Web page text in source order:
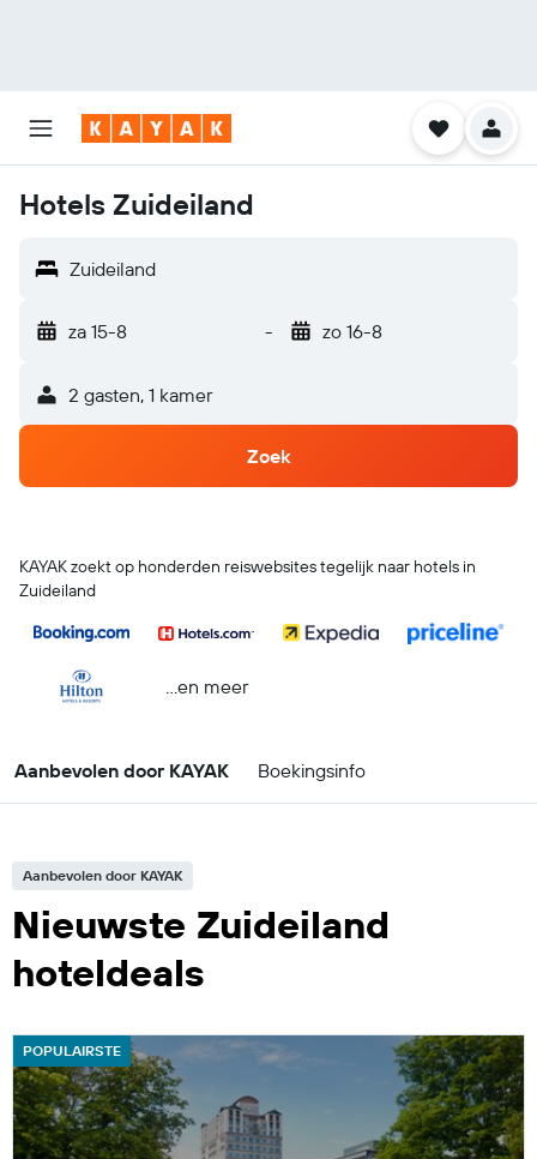
Hotels Zuideiland
Zuideiland
za 15-8 - zo 16-8
2 gasten, 1 kamer
Zoek
KAYAK zoekt op honderden reiswebsites tegelijk naar hotels in
Zuideiland
...en meer
Aanbevolen door KAYAK Boekingsinfo
Aanbevolen door KAYAK
Nieuwste Zuideiland
hoteldeals
POPULAIRSTE